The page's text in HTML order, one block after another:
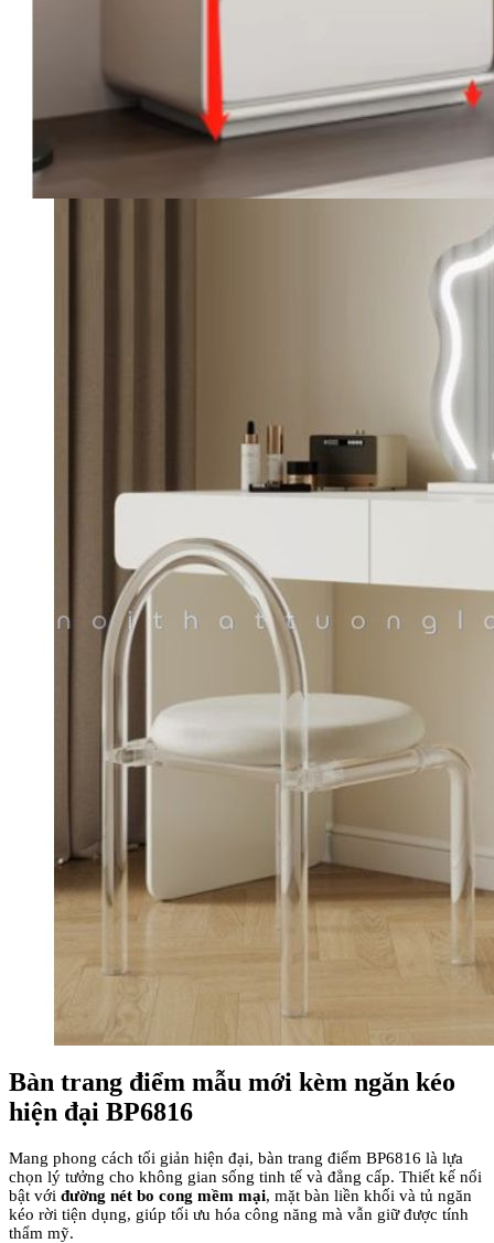
Bàn trang điểm mẫu mới kèm ngăn kéo
hiện đại BP6816
Mang phong cách tối giản hiện đại, bàn trang điểm BP6816 là lựa
chọn lý tưởng cho không gian sống tinh tế và đẳng cấp. Thiết kế nổi
bật với đường nét bo cong mềm mại, mặt bàn liền khối và tủ ngăn
kéo rời tiện dụng, giúp tối ưu hóa công năng mà vẫn giữ được tính
thẩm mỹ.